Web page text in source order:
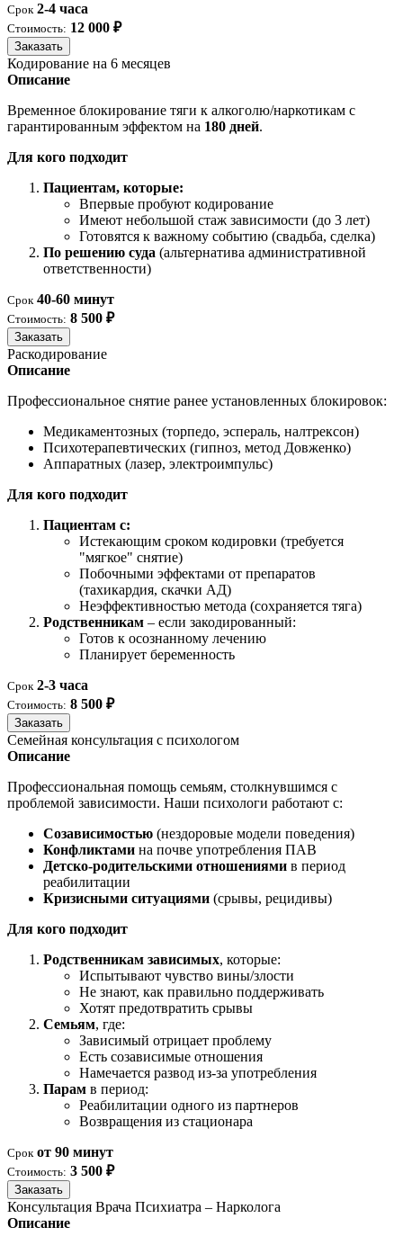
Срок 2-4 часа
Стоимость: 12 000 ₽
Заказать
Кодирование на 6 месяцев
Описание
Временное блокирование тяги к алкоголю/наркотикам с
гарантированным эффектом на 180 дней.
Для кого подходит
Пациентам, которые:
Впервые пробуют кодирование
Имеют небольшой стаж зависимости (до 3 лет)
Готовятся к важному событию (свадьба, сделка)
По решению суда (альтернатива административной
ответственности)
Срок 40-60 минут
Стоимость: 8 500 ₽
Заказать
Раскодирование
Описание
Профессиональное снятие ранее установленных блокировок:
Медикаментозных (торпедо, эспераль, налтрексон)
Психотерапевтических (гипноз, метод Довженко)
Аппаратных (лазер, электроимпульс)
Для кого подходит
Пациентам с:
Истекающим сроком кодировки (требуется
"мягкое" снятие)
Побочными эффектами от препаратов
(тахикардия, скачки АД)
Неэффективностью метода (сохраняется тяга)
Родственникам – если закодированный:
Готов к осознанному лечению
Планирует беременность
Срок 2-3 часа
Стоимость: 8 500 ₽
Заказать
Семейная консультация с психологом
Описание
Профессиональная помощь семьям, столкнувшимся с
проблемой зависимости. Наши психологи работают с:
Созависимостью (нездоровые модели поведения)
Конфликтами на почве употребления ПАВ
Детско-родительскими отношениями в период
реабилитации
Кризисными ситуациями (срывы, рецидивы)
Для кого подходит
Родственникам зависимых, которые:
Испытывают чувство вины/злости
Не знают, как правильно поддерживать
Хотят предотвратить срывы
Семьям, где:
Зависимый отрицает проблему
Есть созависимые отношения
Намечается развод из-за употребления
Парам в период:
Реабилитации одного из партнеров
Возвращения из стационара
Срок от 90 минут
Стоимость: 3 500 ₽
Заказать
Консультация Врача Психиатра – Нарколога
Описание